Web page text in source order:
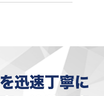
迅速丁寧に